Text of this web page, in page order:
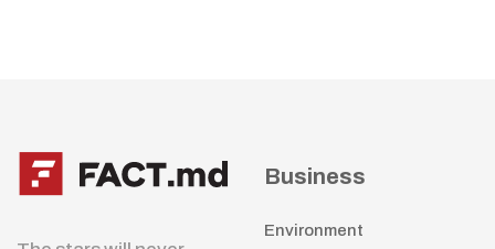
Business
Environment